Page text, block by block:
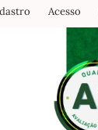
Acesso